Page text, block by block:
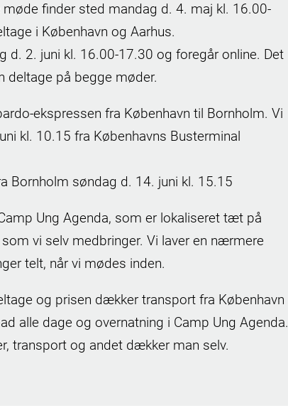
finder sted mandag d. 4. maj kl. 16.00-
i København og Aarhus.
d. 2. juni kl. 16.00-17.30 og foregår online. Det
deltage på begge møder.
ekspressen fra København til Bornholm. Vi
kl. 10.15 fra Københavns Busterminal
Bornholm søndag d. 14. juni kl. 15.15
Ung Agenda, som er lokaliseret tæt på
vi selv medbringer. Vi laver en nærmere
telt, når vi mødes inden.
og prisen dækker transport fra København
alle dage og overnatning i Camp Ung Agenda.
transport og andet dækker man selv.